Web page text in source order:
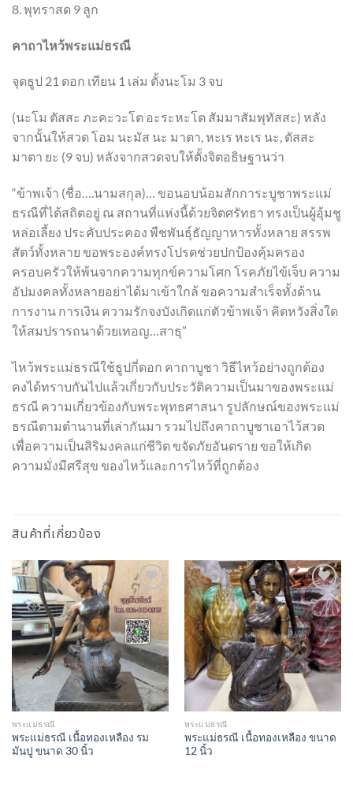
8. พุทราสด 9 ลูก
คาถาไหว้พระแม่ธรณี
จุดธูป 21 ดอก เทียน 1 เล่ม ตั้งนะโม 3 จบ
(นะโม ตัสสะ ภะคะวะโต อะระหะโต สัมมาสัมพุทัสสะ) หลัง
จากนั้นให้สวด โอม นะมัส นะ มาตา, หะเร หะเร นะ, ตัสสะ
มาตา ยะ (9 จบ) หลังจากสวดจบให้ตั้งจิตอธิษฐานว่า
“ข้าพเจ้า (ชื่อ….นามสกุล)… ขอนอบน้อมสักการะบูชาพระแม่
ธรณีที่ได้สถิตอยู่ ณ สถานที่แห่งนี้ด้วยจิตศรัทธา ทรงเป็นผู้อุ้มชู
หล่อเลี้ยง ประคับประคอง พืชพันธุ์ธัญญาหารทั้งหลาย สรรพ
สัตว์ทั้งหลาย ขอพระองค์ทรงโปรดช่วยปกป้องคุ้มครอง
ครอบครัวให้พ้นจากความทุกข์ความโศก โรคภัยไข้เจ็บ ความ
อัปมงคลทั้งหลายอย่าได้มาเข้าใกล้ ขอความสำเร็จทั้งด้าน
การงาน การเงิน ความรักจงบังเกิดแก่ตัวข้าพเจ้า คิดหวังสิ่งใด
ให้สมปรารถนาด้วยเทอญ…สาธุ”
ไหว้พระแม่ธรณีใช้ธูปกี่ดอก คาถาบูชา วิธีไหว้อย่างถูกต้อง
คงได้ทราบกันไปแล้วเกี่ยวกับประวัติความเป็นมาของพระแม่
ธรณี ความเกี่ยวข้องกับพระพุทธศาสนา รูปลักษณ์ของพระแม่
ธรณีตามตำนานที่เล่ากันมา รวมไปถึงคาถาบูชาเอาไว้สวด
เพื่อความเป็นสิริมงคลแก่ชีวิต ขจัดภัยอันตราย ขอให้เกิด
ความมั่งมีศรีสุข ของไหว้และการไหว้ที่ถูกต้อง
สินค้าที่เกี่ยวข้อง
Add to
Wishlist
พระแม่ธรณี
พระแม่ธรณี เนื้อทองเหลือง รม
มันปู ขนาด 30 นิ้ว
Add to
Wishlist
พระแม่ธรณี
พระแม่ธรณี เนื้อทองเหลือง ขนาด
12 นิ้ว